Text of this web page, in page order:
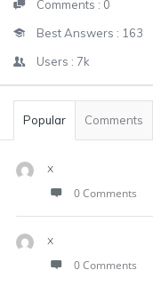
Comments : 0
Best Answers : 163
Users : 7k
Popular Comments
x
0 Comments
x
0 Comments